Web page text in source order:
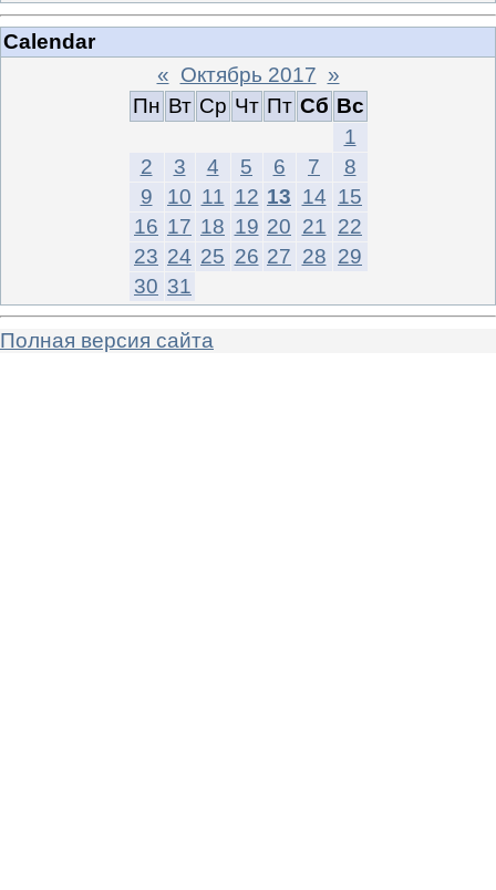
Calendar
« Октябрь 2017 »
Пн Вт Ср Чт Пт Сб Вс
1
2
3 4 5 6 7
8
9
10 11 12 13 14 15
16 17 18 19 20 21 22
23 24 25 26 27 28 29
30 31
Полная версия сайта